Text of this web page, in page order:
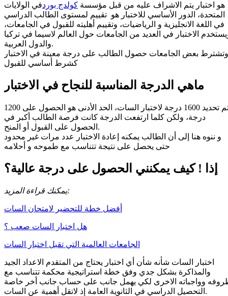
هو اختبار يتم الاشراف عليه من قبل مؤسسة كولدج بوردفي الولايات
المتحدة، الدور الأساسي للاختبار هو تقييم لمستوى الطالب الدراسي
في اللغة الانجليزية و الرياضيات، وتقييم أهليته للقبول في الجامعات،
الاختبار في العديد من الجامعات حول العالم لاسيما في تركيا
والدول العربية.
وتشترط بعض الجامعات حصول الطالب على درجة معينة في الاختبار
كشرط أساسي للقبول
ماهي الدرجة المناسبة للنجاح في الاختبار
تم تحديد 1600 درجة لاختبار السات، الحد الأدنى هو الحصول على 1200
درجة، ولكن كلما ارتفعت الدرجة كانت فرصة الطالب أكبر في
الحصول على القبول أو المنح.
و ننوه هنا إلى أن الطالب يمكنه إعادة الاختبار عدد مرات غير محدود
حتى يحصل على نتيجة تتناسب مع طموحه و أحلامه
إذا ! كيف يمكنني الحصول على درجة عالية؟
يمكنك قراءة المزيد:
أفضل خطة للتحضير لامتحان السات
هل اختبار السات صعب ؟
الجامعات العالمية التي تقبل اختبار السات
اختبار السات شأنه شأن أي اختبار يحتاج من المتقدم الاعداد الجيد
والمذاكرة بشكل جدي وفق خطة استراتيجية محكمة تتناسب مع
وواجباته الاخرى لكي يهمل جانب على حساب جانب أخر خاصة
التحصيل الدراسي في الثانوية العامة إذ لاتقل أهمية عن السات.